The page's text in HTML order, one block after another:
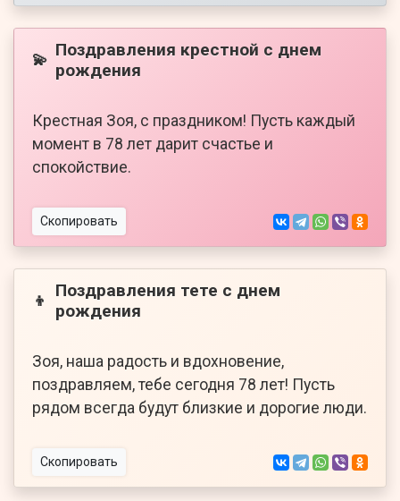
💫 Поздравления крестной с днем
рождения
Крестная Зоя, с праздником! Пусть каждый
момент в 78 лет дарит счастье и
спокойствие.
Скопировать
👦
Поздравления тете с днем
рождения
Зоя, наша радость и вдохновение,
поздравляем, тебе сегодня 78 лет! Пусть
рядом всегда будут близкие и дорогие люди.
Скопировать